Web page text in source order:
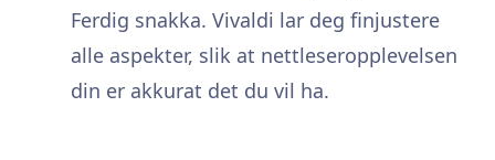
Ferdig snakka. Vivaldi lar deg finjustere
alle aspekter, slik at nettleseropplevelsen
din er akkurat det du vil ha.